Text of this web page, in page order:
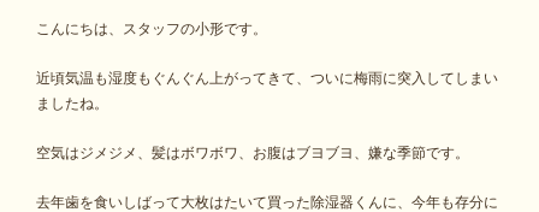
こんにちは、スタッフの小形です。
近頃気温も湿度もぐんぐん上がってきて、ついに梅雨に突入してしまい
ましたね。
空気はジメジメ、髪はボワボワ、お腹はブヨブヨ、嫌な季節です。
去年歯を食いしばって大枚はたいて買った除湿器くんに、今年も存分に